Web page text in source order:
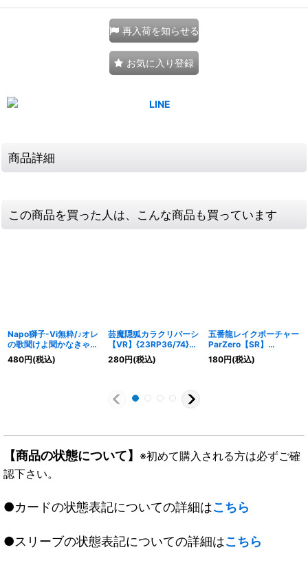
再入荷を知らせる
お気に入り登録
商品詳細
この商品を買った人は、こんな商品も買っています
Napo獅子-Vi無粋/♪オレ
の歌聞けよ聞かなきゃ殴
り合い【SR】
{23RP3S4/S8}《火》
480円(税込)
芸魔隠狐カラクリバーシ
【VR】{23RP36/74}
《多》
280円(税込)
五番龍レイクポーチャー
ParZero【SR】
{23RP3S2/S8}《水》
180円(税込)
【商品の状態について】 ※初めて購入される方は必ずご確
認下さい。
●カードの状態表記についての詳細はこちら
●スリーブの状態表記についての詳細はこちら